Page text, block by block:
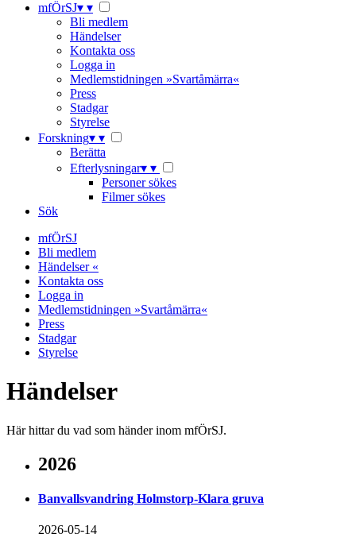
mfÖrSJ▾ ▾
Bli medlem
Händelser
Kontakta oss
Logga in
Medlemstidningen »Svartåmärra«
Press
Stadgar
Styrelse
Forskning▾ ▾
Berätta
Efterlysningar▾ ▾
Personer sökes
Filmer sökes
Sök
mfÖrSJ
Bli medlem
Händelser «
Kontakta oss
Logga in
Medlemstidningen »Svartåmärra«
Press
Stadgar
Styrelse
Händelser
Här hittar du vad som händer inom mfÖrSJ.
2026
Banvallsvandring Holmstorp-Klara gruva
2026-05-14